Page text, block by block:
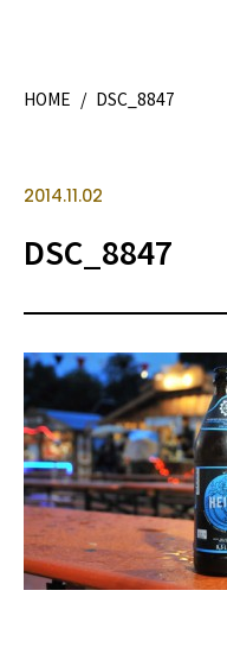
観光ガイド
ライフスタイル
著者一覧
ライター募集
HOME / DSC_8847
2014.11.02
DSC_8847